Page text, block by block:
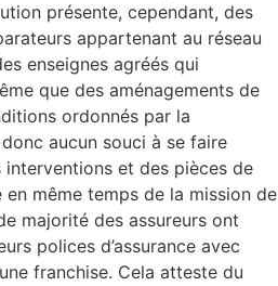
présente, cependant, des
appartenant au réseau
enseignes agréés qui
que des aménagements de
ordonnés par la
donc aucun souci à se faire
et des pièces de
même temps de la mission de
majorité des assureurs ont
polices d’assurance avec
franchise. Cela atteste du